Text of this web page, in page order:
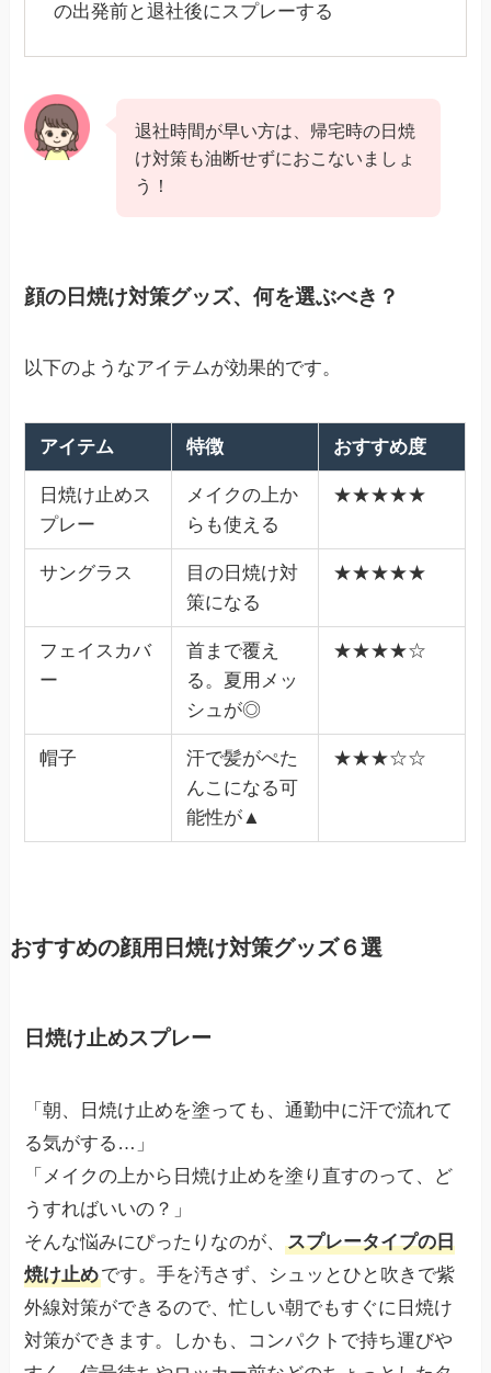
の出発前と退社後にスプレーする
退社時間が早い方は、帰宅時の日焼
け対策も油断せずにおこないましょ
う！
顔の日焼け対策グッズ、何を選ぶべき？
以下のようなアイテムが効果的です。
アイテム 特徴 おすすめ度
日焼け止めス
プレー
メイクの上か
らも使える
★★★★★
サングラス
目の日焼け対
策になる
★★★★★
フェイスカバ
ー
首まで覆え
る。夏用メッ
シュが◎
★★★★☆
帽子
汗で髪がぺた
んこになる可
能性が▲
★★★☆☆
おすすめの顔用日焼け対策グッズ６選
日焼け止めスプレー
「朝、日焼け止めを塗っても、通勤中に汗で流れて
る気がする…」
「メイクの上から日焼け止めを塗り直すのって、ど
うすればいいの？」
そんな悩みにぴったりなのが、スプレータイプの日
焼け止めです。手を汚さず、シュッとひと吹きで紫
外線対策ができるので、忙しい朝でもすぐに日焼け
対策ができます。しかも、コンパクトで持ち運びや